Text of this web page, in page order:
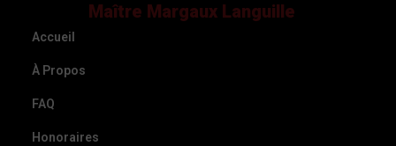
Maître Margaux Languille
Accueil
À Propos
FAQ
Honoraires